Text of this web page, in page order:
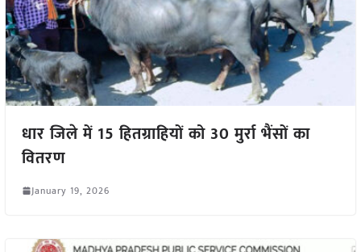
धार जिले में 15 हितग्राहियों को 30 मुर्रा भैंसों का
वितरण
January 19, 2026